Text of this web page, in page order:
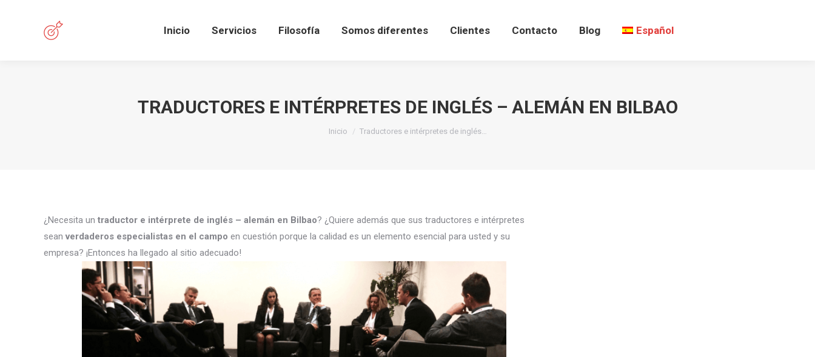
Inicio Servicios Filosofía Somos diferentes Clientes Contacto Blog Español
TRADUCTORES E INTÉRPRETES DE INGLÉS – ALEMÁN EN BILBAO
Estás aquí:
Inicio Traductores e intérpretes de inglés…
¿Necesita un traductor e intérprete de inglés – alemán en Bilbao? ¿Quiere además que sus traductores e intérpretes
sean verdaderos especialistas en el campo en cuestión porque la calidad es un elemento esencial para usted y su
empresa? ¡Entonces ha llegado al sitio adecuado!